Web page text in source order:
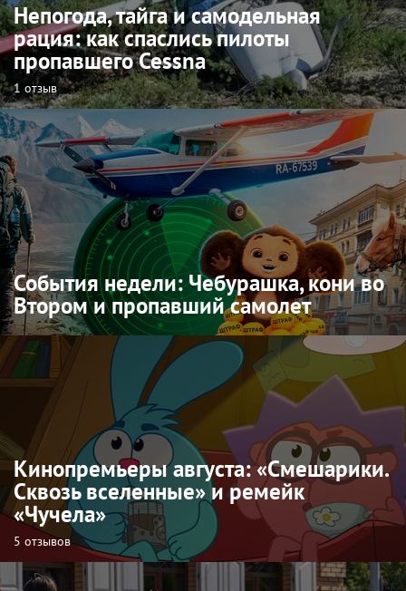
Непогода, тайга и самодельная
рация: как спаслись пилоты
пропавшего Cessna
1 отзыв
События недели: Чебурашка, кони во
Втором и пропавший самолет
Кинопремьеры августа: «Смешарики.
Сквозь вселенные» и ремейк
«Чучела»
5 отзывов